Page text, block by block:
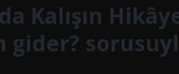
Kalışın
gider?